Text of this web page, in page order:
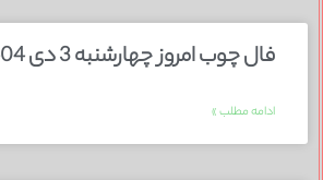
فال چوب امروز چهارشنبه 3 دی 1404
ادامه مطلب »